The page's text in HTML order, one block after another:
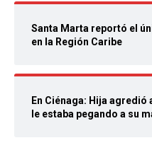
Santa Marta reportó el
en la Región Caribe
En Ciénaga: Hija
le estaba pegando a su